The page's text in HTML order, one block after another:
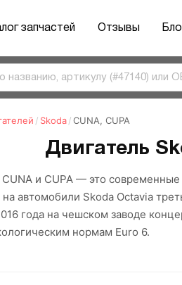
запчастей Отзывы
/ Skoda/CUNA, CUPA
Двигатель
CUNA и CUPA — это
на автомобили Skoda Octavia
года на чешском заводе
нормам Euro 6.